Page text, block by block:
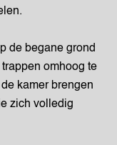
de begane grond
omhoog te
kamer brengen
zich volledig